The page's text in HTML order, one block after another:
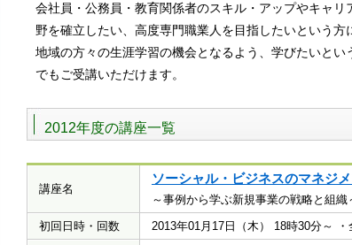
会社員・公務員・教育関係者のスキル・アップやキャ
野を確立したい、高度専門職業人を目指したいという方
地域の方々の生涯学習の機会となるよう、学びたいと
でもご受講いただけます。
2012年度の講座一覧
講座名
ソーシャル・ビジネスのマネジメ
～事例から学ぶ新規事業の戦略と組織
初回日時・回数
2013年01月17日（木） 18時30分～ ・